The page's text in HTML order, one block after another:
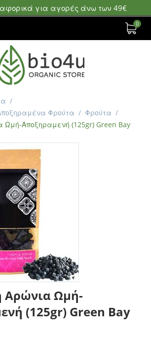
για αγορές άνω των 49€
0
/
Φρούτα / Φρούτα /
Ωμή-Αποξηραμενή (125gr) Green Bay
Αρώνια Ωμή-
(125gr) Green Bay